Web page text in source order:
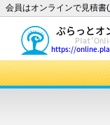
会員はオンラインで見積書(